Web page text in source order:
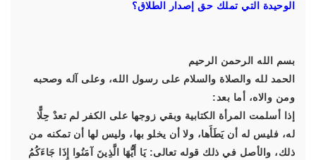
الوحيدة التي تملك حق إصدار الطلاق؟
بسم الله الرحمن الرحيم
الحمد لله والصلاة والسلام على رسول الله، وعلى آله وصحبه
ومن والاه، أما بعد:
إذا أسلمت المرأة الكتابية وبقي زوجها على الكفر لم تعدْ حِلًّا
له، فليس له أن يَطَأَها، ولا أن يخلو بها، وليس لها أن تمكنه من
ذلك، والأصل في ذلك قوله تعالى: يَا أَيُّهَا الَّذِينَ آمَنُوا إِذَا جَاءَكُمُ